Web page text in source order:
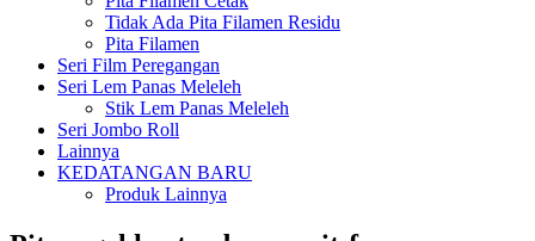
Tidak Ada Pita Filamen Residu
Pita Filamen
Seri Film Peregangan
Seri Lem Panas Meleleh
Stik Lem Panas Meleleh
Seri Jombo Roll
Lainnya
KEDATANGAN BARU
Produk Lainnya